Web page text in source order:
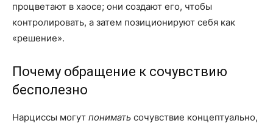
процветают в хаосе; они создают его, чтобы
контролировать, а затем позиционируют себя как
«решение».
Почему обращение к сочувствию
бесполезно
Нарциссы могут понимать сочувствие концептуально,